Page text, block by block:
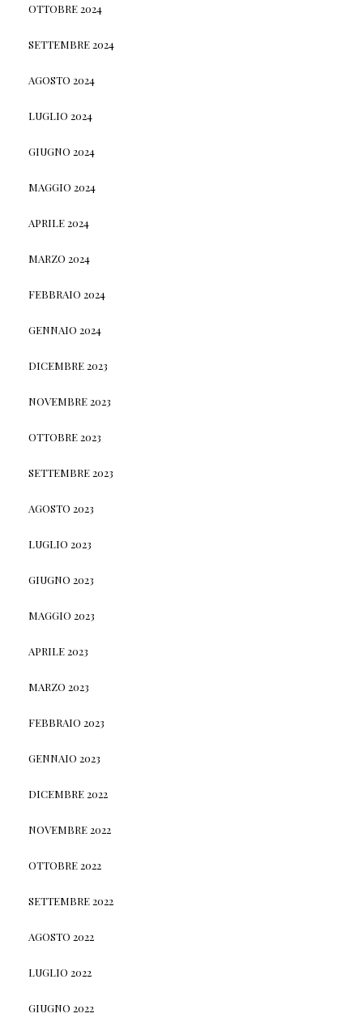
OTTOBRE 2024
SETTEMBRE 2024
AGOSTO 2024
LUGLIO 2024
GIUGNO 2024
MAGGIO 2024
APRILE 2024
MARZO 2024
FEBBRAIO 2024
GENNAIO 2024
DICEMBRE 2023
NOVEMBRE 2023
OTTOBRE 2023
SETTEMBRE 2023
AGOSTO 2023
LUGLIO 2023
GIUGNO 2023
MAGGIO 2023
APRILE 2023
MARZO 2023
FEBBRAIO 2023
GENNAIO 2023
DICEMBRE 2022
NOVEMBRE 2022
OTTOBRE 2022
SETTEMBRE 2022
AGOSTO 2022
LUGLIO 2022
GIUGNO 2022